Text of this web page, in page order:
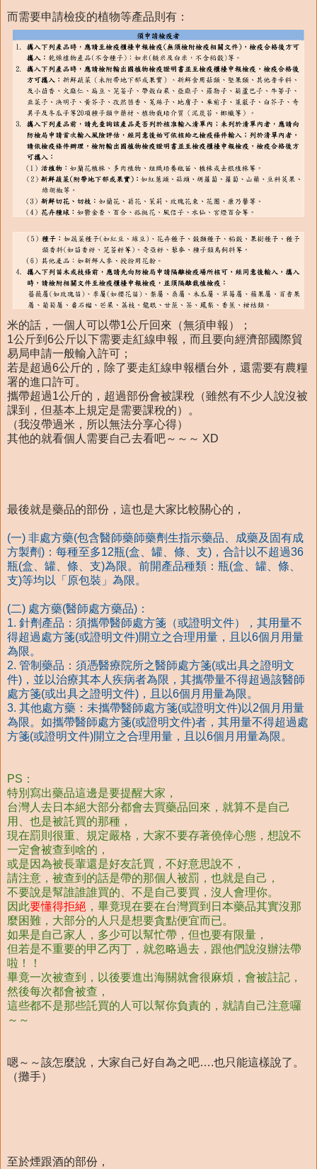
而需要申請檢疫的植物等產品則有：
米的話，一個人可以帶1公斤回來（無須申報）；
1公斤到6公斤以下需要走紅線申報，而且要向經濟部國際貿
易局申請一般輸入許可；
若是超過6公斤的，除了要走紅線申報櫃台外，還需要有農糧
署的進口許可。
攜帶超過1公斤的，超過部份會被課稅（雖然有不少人說沒被
課到，但基本上規定是需要課稅的）。
（我沒帶過米，所以無法分享心得）
其他的就看個人需要自己去看吧～～～ XD
最後就是藥品的部份，這也是大家比較關心的，
(一) 非處方藥(包含醫師藥師藥劑生指示藥品、成藥及固有成
方製劑)：每種至多12瓶(盒、罐、條、支)，合計以不超過36
瓶(盒、罐、條、支)為限。前開產品種類：瓶(盒、罐、條、
支)等均以「原包裝」為限。
(二) 處方藥(醫師處方藥品)：
1. 針劑產品：須攜帶醫師處方箋（或證明文件），其用量不
得超過處方箋(或證明文件)開立之合理用量，且以6個月用量
為限。
2. 管制藥品：須憑醫療院所之醫師處方箋(或出具之證明文
件)，並以治療其本人疾病者為限，其攜帶量不得超過該醫師
處方箋(或出具之證明文件)，且以6個月用量為限。
3. 其他處方藥：未攜帶醫師處方箋(或證明文件)以2個月用量
為限。如攜帶醫師處方箋(或證明文件)者，其用量不得超過處
方箋(或證明文件)開立之合理用量，且以6個月用量為限。
PS：
特別寫出藥品這邊是要提醒大家，
台灣人去日本絕大部分都會去買藥品回來，就算不是自己
用、也是被託買的那種，
現在罰則很重、規定嚴格，大家不要存著僥倖心態，想說不
一定會被查到啥的，
或是因為被長輩還是好友託買，不好意思說不，
請注意，被查到的話是帶的那個人被罰，也就是自己，
不要說是幫誰誰誰買的、不是自己要買，沒人會理你。
因此要懂得拒絕 ，畢竟現在要在台灣買到日本藥品其實沒那
麼困難，大部分的人只是想要貪點便宜而已。
如果是自己家人，多少可以幫忙帶，但也要有限量，
但若是不重要的甲乙丙丁，就忽略過去，跟他們說沒辦法帶
啦！！
畢竟一次被查到，以後要進出海關就會很麻煩，會被註記，
然後每次都會被查，
這些都不是那些託買的人可以幫你負責的，就請自己注意囉
～～
嗯～～該怎麼說，大家自己好自為之吧….也只能這樣說了。
（攤手）
至於煙跟酒的部份，